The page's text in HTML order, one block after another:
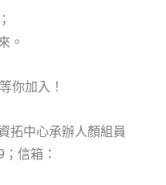
。
你加入！
拓中心承辦人顏組員
信箱：